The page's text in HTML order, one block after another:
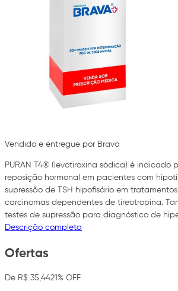
Vendido e entregue por Brava
PURAN T4® (levotiroxina sódica) é indicado
reposição hormonal em pacientes com
supressão de TSH hipofisário em
carcinomas dependentes de tireotropina.
testes de supressão para diagnóstico de
Descrição completa
Ofertas
De R$ 35,4421% OFF